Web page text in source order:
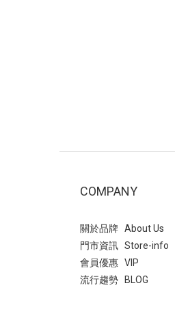
白色泡泡袖洋裝，黑
襪搭得好，穿搭完整度
珍 復古交叉帶內增高
珍鞋：最實穿的日常
帶瑪莉珍鞋此款相較
COMPANY
關於品牌 About Us
門市資訊 Store-info
會員優惠 VIP
流行趨勢 BLOG